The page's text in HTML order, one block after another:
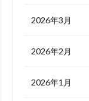
2026年3月
2026年2月
2026年1月